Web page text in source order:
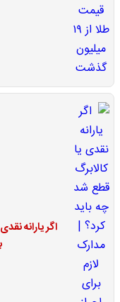
اگر یارانه